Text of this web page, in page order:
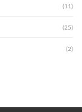
(11)
(25)
(2)